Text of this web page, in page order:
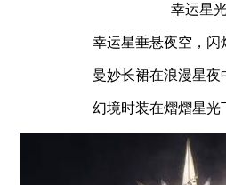
幸运星
幸运星垂悬夜空，闪
曼妙长裙在浪漫星夜
幻境时装在熠熠星光